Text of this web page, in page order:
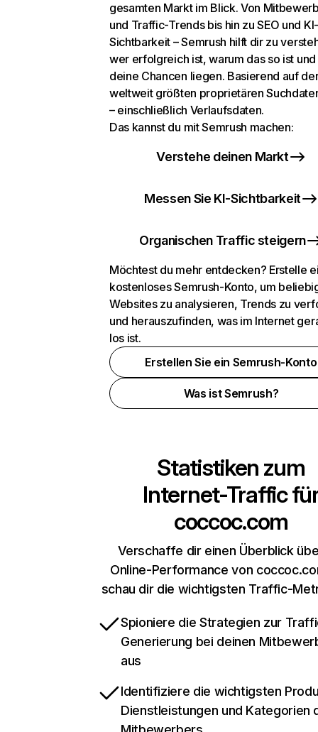
gesamten Markt im Blick. Von
und Traffic-Trends bis hin zu SEO und KI-
Sichtbarkeit – Semrush hilft dir zu
wer erfolgreich ist, warum das so ist
deine Chancen liegen. Basierend auf
weltweit größten proprietären
– einschließlich Verlaufsdaten.
Das kannst du mit Semrush machen:
Verstehe deinen Markt
Messen Sie KI-Sichtbarkeit
Organischen Traffic steigern
Möchtest du mehr entdecken? Erstelle
kostenloses Semrush-Konto, um
Websites zu analysieren, Trends zu
und herauszufinden, was im Internet
los ist.
Erstellen Sie ein Semrush-Konto
Was ist Semrush?
Statistiken zum
Internet-Traffic
coccoc.com
Verschaffe dir einen Überblick
Online-Performance von
schau dir die wichtigsten Traffic-
Spioniere die Strategien zur
Generierung bei deinen
aus
Identifiziere die wichtigsten
Dienstleistungen und Kategorien